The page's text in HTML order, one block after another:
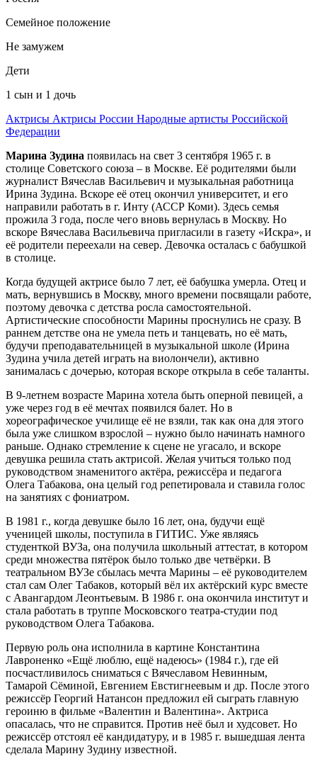
Семейное положение
Не замужем
Дети
1 сын и 1 дочь
Актрисы Актрисы России Народные артисты Российской
Федерации
Марина Зудина появилась на свет 3 сентября 1965 г. в
столице Советского союза – в Москве. Её родителями были
журналист Вячеслав Васильевич и музыкальная работница
Ирина Зудина. Вскоре её отец окончил университет, и его
направили работать в г. Инту (АССР Коми). Здесь семья
прожила 3 года, после чего вновь вернулась в Москву. Но
вскоре Вячеслава Васильевича пригласили в газету «Искра», и
её родители переехали на север. Девочка осталась с бабушкой
в столице.
Когда будущей актрисе было 7 лет, её бабушка умерла. Отец и
мать, вернувшись в Москву, много времени посвящали работе,
поэтому девочка с детства росла самостоятельной.
Артистические способности Марины проснулись не сразу. В
раннем детстве она не умела петь и танцевать, но её мать,
будучи преподавательницей в музыкальной школе (Ирина
Зудина учила детей играть на виолончели), активно
занималась с дочерью, которая вскоре открыла в себе таланты.
В 9-летнем возрасте Марина хотела быть оперной певицей, а
уже через год в её мечтах появился балет. Но в
хореографическое училище её не взяли, так как она для этого
была уже слишком взрослой – нужно было начинать намного
раньше. Однако стремление к сцене не угасало, и вскоре
девушка решила стать актрисой. Желая учиться только под
руководством знаменитого актёра, режиссёра и педагога
Олега Табакова, она целый год репетировала и ставила голос
на занятиях с фониатром.
В 1981 г., когда девушке было 16 лет, она, будучи ещё
ученицей школы, поступила в ГИТИС. Уже являясь
студенткой ВУЗа, она получила школьный аттестат, в котором
среди множества пятёрок было только две четвёрки. В
театральном ВУЗе сбылась мечта Марины – её руководителем
стал сам Олег Табаков, который вёл их актёрский курс вместе
с Авангардом Леонтьевым. В 1986 г. она окончила институт и
стала работать в труппе Московского театра-студии под
руководством Олега Табакова.
Первую роль она исполнила в картине Константина
Лавроненко «Ещё люблю, ещё надеюсь» (1984 г.), где ей
посчастливилось сниматься с Вячеславом Невинным,
Тамарой Сёминой, Евгением Евстигнеевым и др. После этого
режиссёр Георгий Натансон предложил ей сыграть главную
героиню в фильме «Валентин и Валентина». Актриса
опасалась, что не справится. Против неё был и худсовет. Но
режиссёр отстоял её кандидатуру, и в 1985 г. вышедшая лента
сделала Марину Зудину известной.